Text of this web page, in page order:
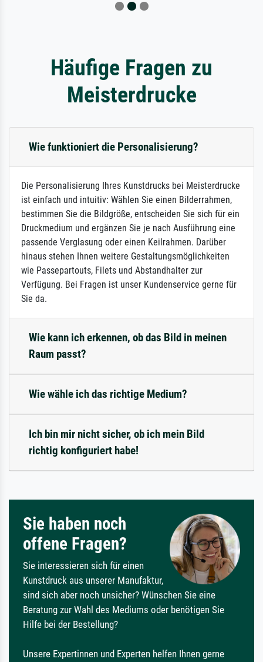
Häufige Fragen zu
Meisterdrucke
Wie funktioniert die Personalisierung?
Die Personalisierung Ihres Kunstdrucks bei Meisterdrucke
ist einfach und intuitiv: Wählen Sie einen Bilderrahmen,
bestimmen Sie die Bildgröße, entscheiden Sie sich für ein
Druckmedium und ergänzen Sie je nach Ausführung eine
passende Verglasung oder einen Keilrahmen. Darüber
hinaus stehen Ihnen weitere Gestaltungsmöglichkeiten
wie Passepartouts, Filets und Abstandhalter zur
Verfügung. Bei Fragen ist unser Kundenservice gerne für
Sie da.
Wie kann ich erkennen, ob das Bild in meinen
Raum passt?
Wie wähle ich das richtige Medium?
Ich bin mir nicht sicher, ob ich mein Bild
richtig konfiguriert habe!
Sie haben noch
offene Fragen?
Sie interessieren sich für einen
Kunstdruck aus unserer Manufaktur,
sind sich aber noch unsicher? Wünschen Sie eine
Beratung zur Wahl des Mediums oder benötigen Sie
Hilfe bei der Bestellung?
Unsere Expertinnen und Experten helfen Ihnen gerne